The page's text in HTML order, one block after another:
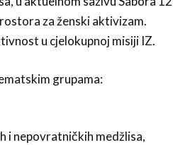
za ženski aktivizam.
u cjelokupnoj misiji IZ.
grupama:
i nepovratničkih medžlisa,